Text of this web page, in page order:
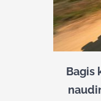
Bagis